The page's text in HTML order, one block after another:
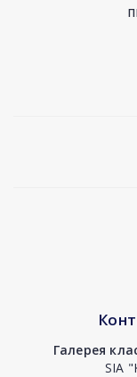
Галерея
SIA